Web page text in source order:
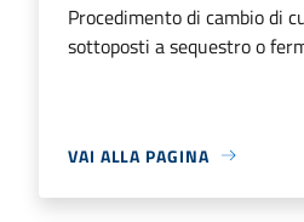
Procedimento di cambio di
sottoposti a sequestro o
VAI ALLA PAGINA